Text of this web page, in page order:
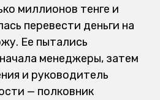
миллионов тенге и
перевести деньги на
Ее пытались
менеджеры, затем
и руководитель
— полковник